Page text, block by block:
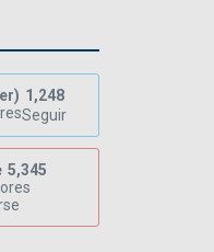
1,248
Seguir
5,345